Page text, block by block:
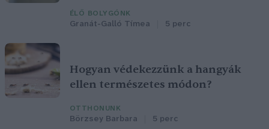
ÉLŐ BOLYGÓNK
Granát-Galló Tímea 5 perc
Hogyan védekezzünk a hangyák
ellen természetes módon?
OTTHONUNK
Börzsey Barbara 5 perc